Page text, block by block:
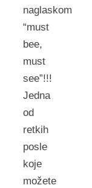
naglaskom
“must
bee,
must
see”!!!
Jedna
od
retkih
posle
koje
možete